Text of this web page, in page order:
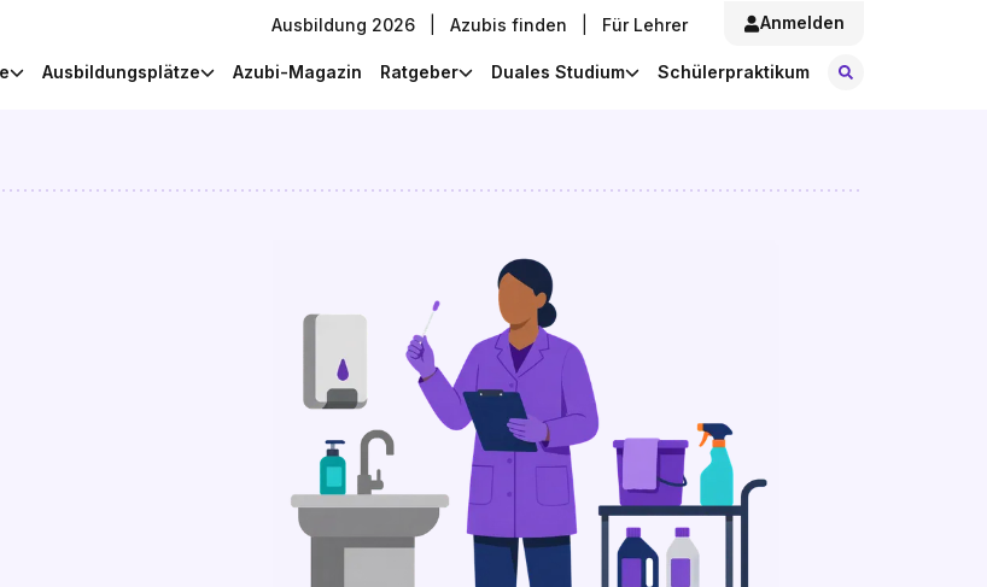
Ausbildung 2026 Azubis finden Für Lehrer Anmelden
Ausbildungsplätze Azubi-Magazin Ratgeber Duales Studium Schülerpraktikum